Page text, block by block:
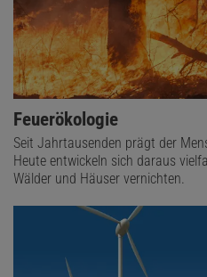
Feuerökologie
Seit Jahrtausenden prägt der
Heute entwickeln sich daraus
Wälder und Häuser vernichten.